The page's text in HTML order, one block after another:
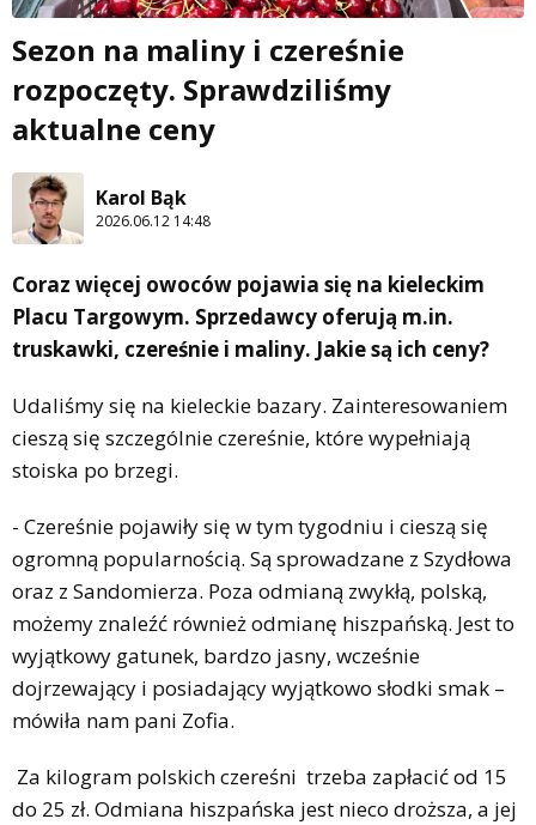
Sezon na maliny i czereśnie
rozpoczęty. Sprawdziliśmy
aktualne ceny
Karol Bąk
2026.06.12 14:48
Coraz więcej owoców pojawia się na kieleckim
Placu Targowym. Sprzedawcy oferują m.in.
truskawki, czereśnie i maliny. Jakie są ich ceny?
Udaliśmy się na kieleckie bazary. Zainteresowaniem
cieszą się szczególnie czereśnie, które wypełniają
stoiska po brzegi.
- Czereśnie pojawiły się w tym tygodniu i cieszą się
ogromną popularnością. Są sprowadzane z Szydłowa
oraz z Sandomierza. Poza odmianą zwykłą, polską,
możemy znaleźć również odmianę hiszpańską. Jest to
wyjątkowy gatunek, bardzo jasny, wcześnie
dojrzewający i posiadający wyjątkowo słodki smak –
mówiła nam pani Zofia.
Za kilogram polskich czereśni trzeba zapłacić od 15
do 25 zł. Odmiana hiszpańska jest nieco droższa, a jej